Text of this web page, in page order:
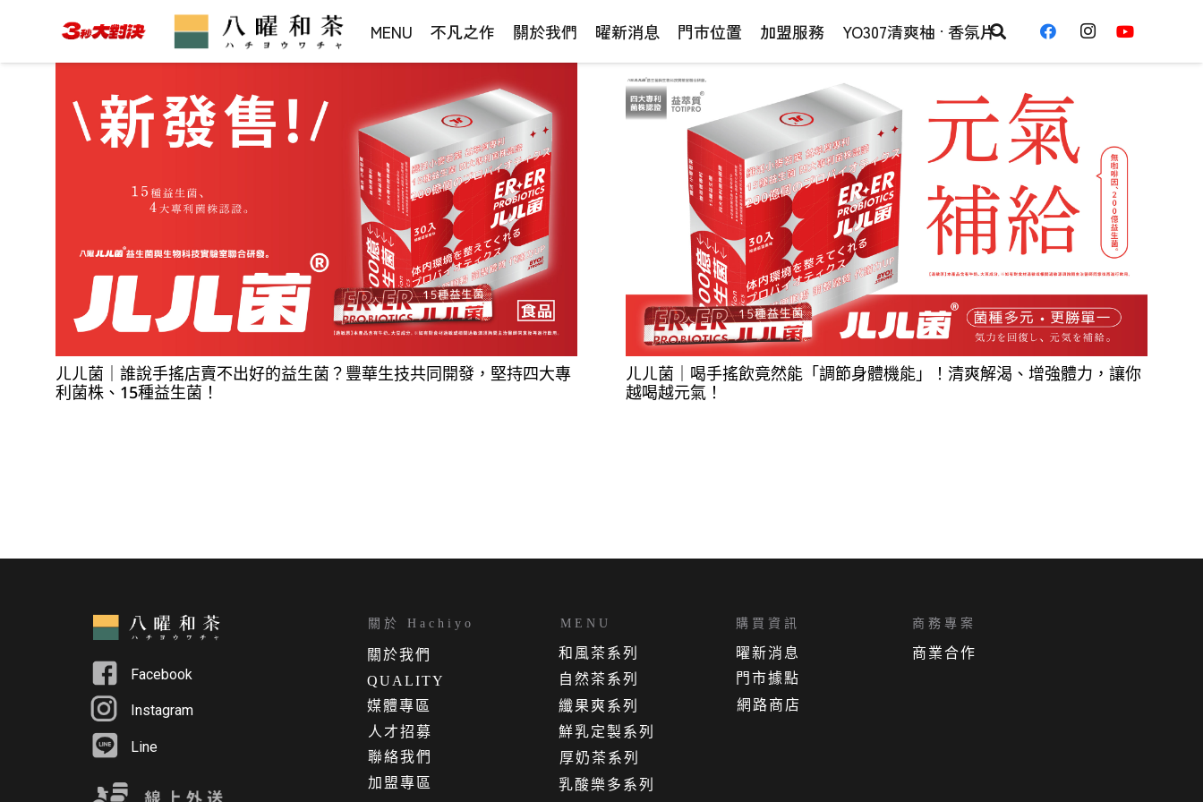
MENU 不凡之作 關於我們 曜新消息 門市位置 加盟服務 YO307清爽柚 · 香氛片
ㄦㄦ菌｜誰說手搖店賣不出好的益生菌？豐華生技共同開發，堅持四大專
利菌株、15種益生菌！
ㄦㄦ菌｜喝手搖飲竟然能「調節身體機能」！清爽解渴、增強體力，讓你
越喝越元氣！
Facebook
人才招募
Instagram
關於 Hachiyo
關 於我們
QUALITY
媒體專區
Line
網路商店
門市據點
曜新消息
購買資訊
聯絡我們
加盟專區
商務專案
商業合作
乳酸樂多系列
厚奶茶系列
鮮乳定製系列
纖果爽系列
自然茶系列
和風茶系列
MENU